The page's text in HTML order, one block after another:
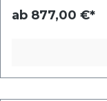
ab 877,00 €*